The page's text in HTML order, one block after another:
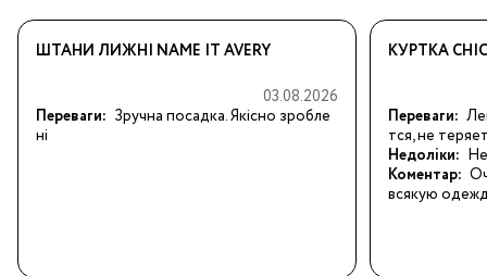
ШТАНИ ЛИЖНІ NAME IT AVERY
03.08.2026
Переваги: Зручна посадка. Якісно зробле
ні
КУРТКА
Переваги:
тся, не
Недоліки:
Коментар:
всякую